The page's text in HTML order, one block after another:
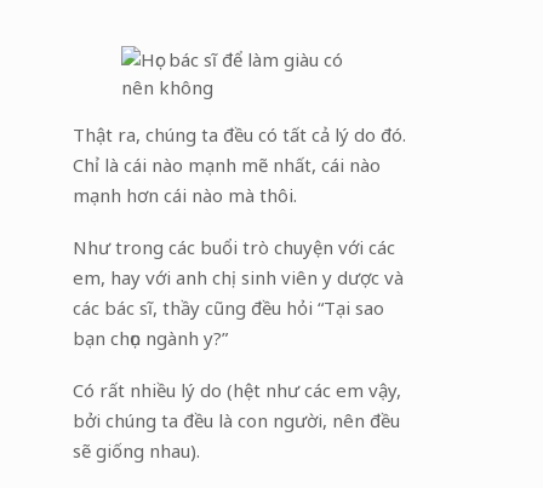
Thật ra, chúng ta đều có tất cả lý do đó.
Chỉ là cái nào mạnh mẽ nhất, cái nào
mạnh hơn cái nào mà thôi.
Như trong các buổi trò chuyện với các
em, hay với anh chị sinh viên y dược và
các bác sĩ, thầy cũng đều hỏi “Tại sao
bạn chọn ngành y?”
Có rất nhiều lý do (hệt như các em vậy,
bởi chúng ta đều là con người, nên đều
sẽ giống nhau).